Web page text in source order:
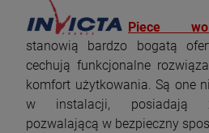
Piece
stanowią bardzo bogatą
cechują funkcjonalne
komfort użytkowania. Są one
w instalacji, posiadają
pozwalającą w bezpieczny